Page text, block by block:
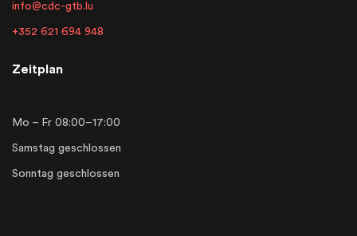
info@cdc-gtb.lu
+352 621 694 948
Zeitplan
Mo – Fr 08:00–17:00
Samstag geschlossen
Sonntag geschlossen